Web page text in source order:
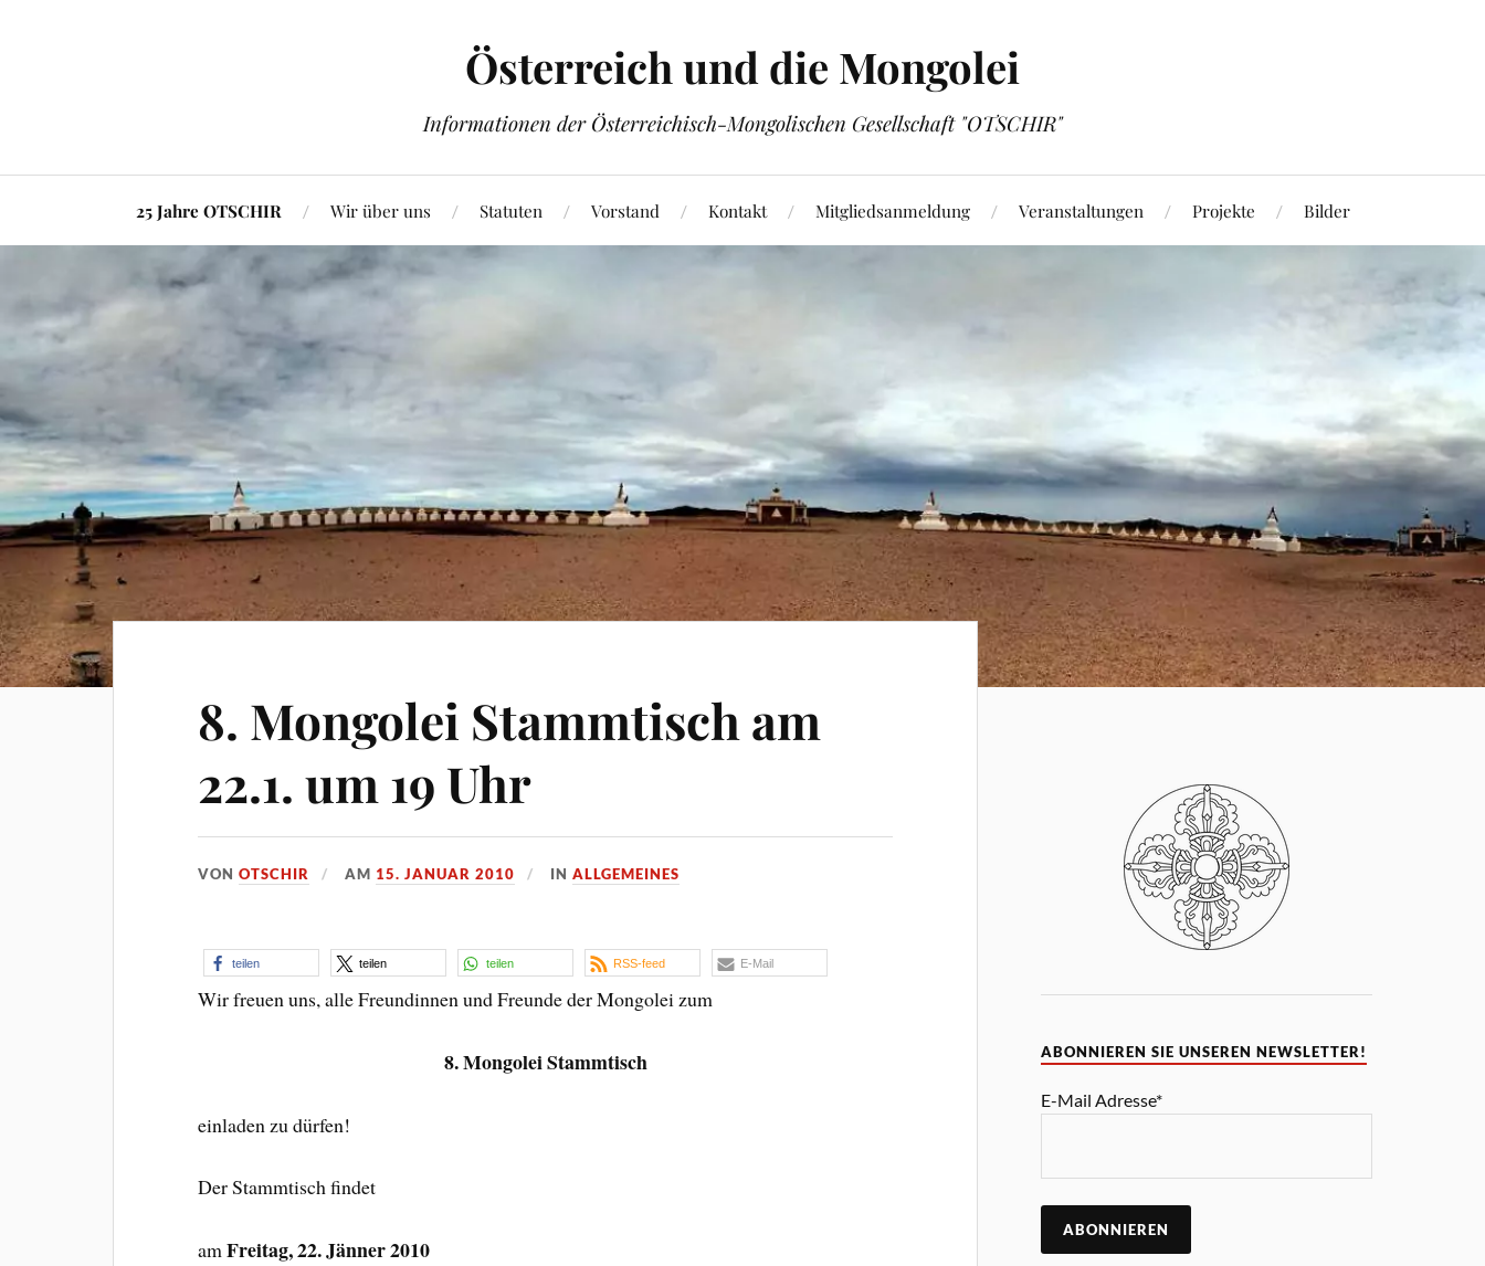
Österreich und die Mongolei
Informationen der Österreichisch-Mongolischen Gesellschaft "OTSCHIR"
25 Jahre OTSCHIR Wir über uns Statuten Vorstand Kontakt Mitgliedsanmeldung Veranstaltungen Projekte Bilder
8. Mongolei Stammtisch am
22.1. um 19 Uhr
VONOTSCHIR AM 15. JANUAR 2010 INALLGEMEINES
teilen teilen teilen RSS-feed E-Mail
Wir freuen uns, alle Freundinnen und Freunde der Mongolei zum
8. Mongolei Stammtisch
einladen zu dürfen!
Der Stammtisch findet
amFreitag, 22. Jänner 2010
ABONNIEREN SIE UNSEREN NEWSLETTER!
E-Mail Adresse*